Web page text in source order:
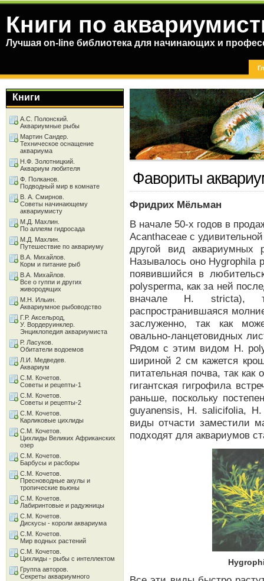
Книги по
Лучшая on-line библиотека для начинающих и
Фавориты
Фридрих Мёльман
В начале 50-х годов в
Acanthaceae с
другой вид аквариумных
Называлось оно Hygrophila
появившийся в
polysperma, как за ней
вначале Н. stricta),
распространившаяся
заслуженно, так как
овально-ланцетовидных
Рядом с этим видом Н.
шириной 2 см кажется
питательная почва, так
гигантская гигрофила
раньше, поскольку
guyanensis, H. salicifolia,
виды отчасти заместили
подходят для аквариумов
Книги
А.С. Полонский.
Аквариумные рыбы
Мартин Сандер.
Техническое оснащение
аквариума
Н.Ф. Золотницкий.
Аквариум любителя
Ф. Полканов.
Подводный мир в комнате
В. А. Смирнов.
Советы начинающему
аквариумисту
М.Д. Махлин.
По аллеям гидросада
М.Д. Махлин.
Путешествие по аквариуму
В.А. Михайлов.
Корм и питание рыб
В.А. Михайлов.
Все о гуппи и других
живородящих
М.Н. Ильин.
Аквариумное рыбоводство
Г.Р. Аксельрод,
У. Вордеруинклер.
Энциклопедия аквариумиста
Р. Ласуков.
Обитатели водоемов
Л.И. Медведев.
Аквариум
С.М. Кочетов.
Советы и рецепты-1
С.М. Кочетов.
Советы и рецепты-2
С.М. Кочетов.
Карликовые цихлиды
С.М. Кочетов.
Цихлиды Великих Африканских
озер
С.М. Кочетов.
Барбусы и расборы
С.М. Кочетов.
Пресноводные акулы и
тропические вьюны
С.М. Кочетов.
Лабиринтовые и радужницы
С.М. Кочетов.
Дискусы - короли аквариума
С.М. Кочетов.
Мир водных растений
С.М. Кочетов.
Цихлиды - рыбы с интеллектом
Группа авторов.
Секреты аквариумного